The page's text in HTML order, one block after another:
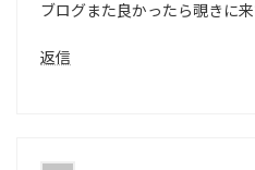
ブログまた良かったら覗きに
返信